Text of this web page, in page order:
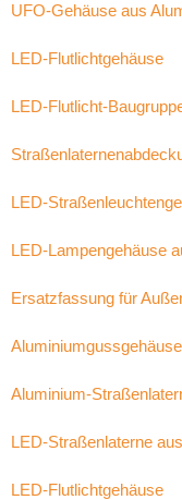
UFO-Gehäuse aus
LED-Flutlichtgehäuse
LED-Flutlicht-
LED-
LED-Lampengehäuse
Ersatzfassung für
Aluminium-
LED-Straßenlaterne
LED-Flutlichtgehäuse